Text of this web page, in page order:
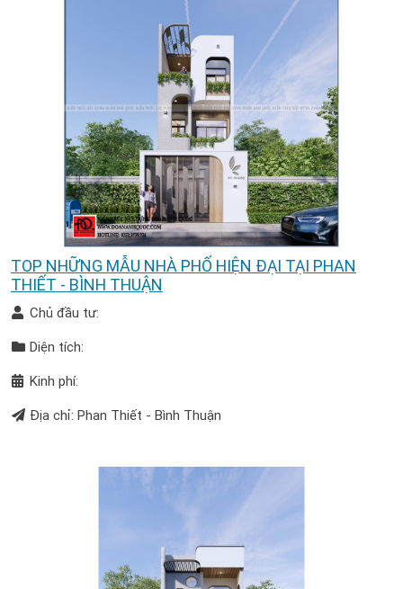
TOP NHỮNG MẪU NHÀ PHỐ HIỆN ĐẠI TẠI PHAN
THIẾT - BÌNH THUẬN
Chủ đầu tư:
Diện tích:
Kinh phí:
Địa chỉ: Phan Thiết - Bình Thuận